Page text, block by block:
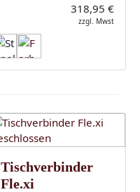
318,95 €
zzgl. Mwst
Tischverbinder
Fle.xi